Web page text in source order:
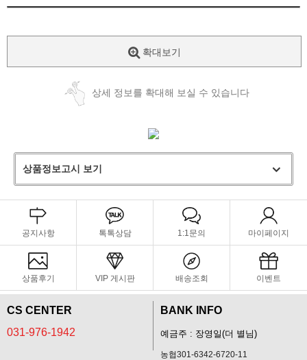
확대보기
상세 정보를 확대해 보실 수 있습니다
상품정보고시 보기
공지사항 톡톡상담 1:1문의 마이페이지
상품후기 VIP 게시판 배송조회 이벤트
CS CENTER
031-976-1942
BANK INFO
예금주 : 장영일(더 별님)
농협301-6342-6720-11